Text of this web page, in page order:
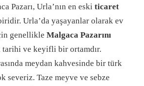
Pazarı, Urla’nın en eski ticaret
Urla’da yaşayanlar olarak ev
genellikle Malgaca Pazarını
tarihi ve keyifli bir ortamdır.
meydan kahvesinde bir türk
severiz. Taze meyve ve sebze